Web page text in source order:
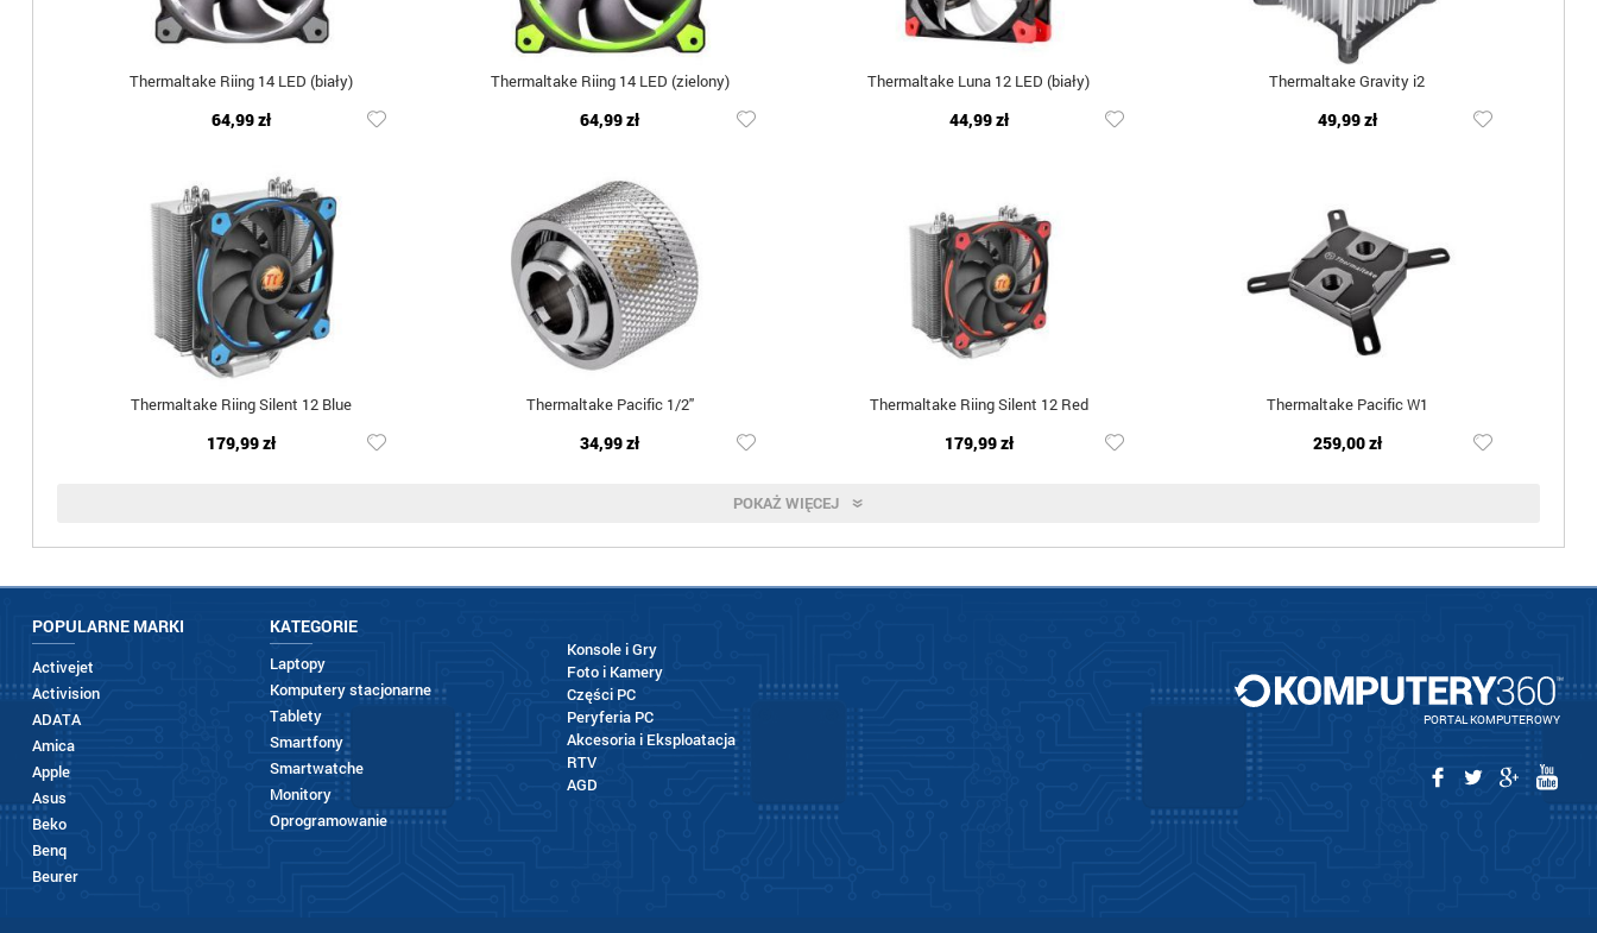
Thermaltake Riing 14 LED (biały)
64,99 zł
Thermaltake Riing 14 LED (zielony)
64,99 zł
Thermaltake Luna 12 LED (biały)
44,99 zł
Thermaltake Gravity i2
49,99 zł
Thermaltake Riing Silent 12 Blue
179,99 zł
Thermaltake Pacific 1/2''
34,99 zł
Thermaltake Riing Silent 12 Red
179,99 zł
Thermaltake Pacific W1
259,00 zł
POKAŻ WIĘCEJ
POPULARNE MARKI
Activejet
Activision
ADATA
Amica
Apple
Asus
Beko
Benq
Beurer
KATEGORIE
Laptopy
Komputery stacjonarne
Tablety
Smartfony
Smartwatche
Monitory
Oprogramowanie
Konsole i Gry
Foto i Kamery
Części PC
Peryferia PC
Akcesoria i Eksploatacja
RTV
AGD
PORTAL KOMPUTEROWY